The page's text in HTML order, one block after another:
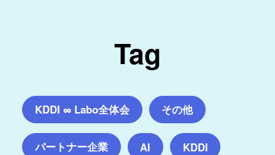
Tag
KDDI ∞ Labo全体会 その他
パートナー企業 AI KDDI